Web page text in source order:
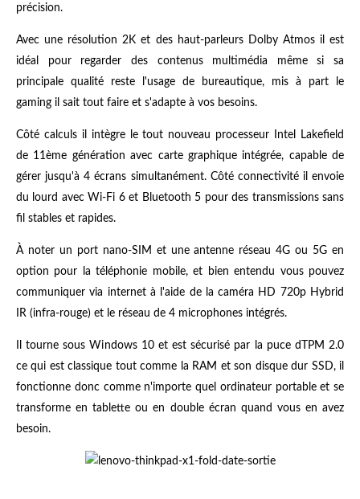
précision.
Avec une résolution 2K et des haut-parleurs Dolby Atmos il est
idéal pour regarder des contenus multimédia même si sa
principale qualité reste l'usage de bureautique, mis à part le
gaming il sait tout faire et s'adapte à vos besoins.
Côté calculs il intègre le tout nouveau processeur Intel Lakefield
de 11ème génération avec carte graphique intégrée, capable de
gérer jusqu'à 4 écrans simultanément. Côté connectivité il envoie
du lourd avec Wi-Fi 6 et Bluetooth 5 pour des transmissions sans
fil stables et rapides.
À noter un port nano-SIM et une antenne réseau 4G ou 5G en
option pour la téléphonie mobile, et bien entendu vous pouvez
communiquer via internet à l'aide de la caméra HD 720p Hybrid
IR (infra-rouge) et le réseau de 4 microphones intégrés.
Il tourne sous Windows 10 et est sécurisé par la puce dTPM 2.0
ce qui est classique tout comme la RAM et son disque dur SSD, il
fonctionne donc comme n'importe quel ordinateur portable et se
transforme en tablette ou en double écran quand vous en avez
besoin.